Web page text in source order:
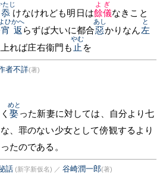
忝
たじ
けなけれども明日は餘儀
よぎ
なきこと
ひ
返
かへ
らずば大いに都合惡
あし
かりなん左
と
れば庄右衞門も 止
やむ
を
者不詳(著)
娶
めと
った新妻に対しては、自分より七
、罪のない少女として傍観するより
たのである。
話 (新字新仮名) ／ 谷崎潤一郎(著)